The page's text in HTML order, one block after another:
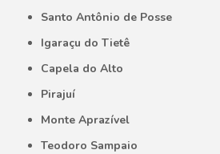
Santo Antônio de Posse
Igaraçu do Tietê
Capela do Alto
Pirajuí
Monte Aprazível
Teodoro Sampaio